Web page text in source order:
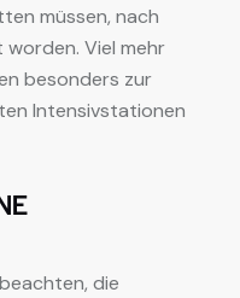
müssen, nach
Viel mehr
besonders zur
Intensivstationen
die